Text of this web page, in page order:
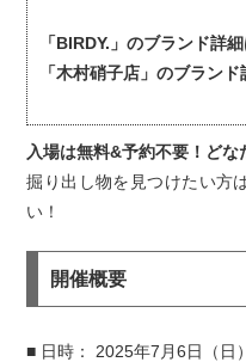
「BIRDY.」のブランド詳
「木村硝子店」のブランド
入場は無料&予約不要！どな
掘り出し物を見つけたい方
い！
開催概要
■ 日時： 2025年7月6日（日